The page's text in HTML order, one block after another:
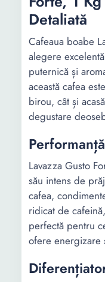
Detaliată
Cafeaua boabe
alegere
puternică și
această cafea
birou, cât și
degustare
Lavazza Gusto
său intens de
cafea,
ridicat de
perfectă pentru
ofere energizare